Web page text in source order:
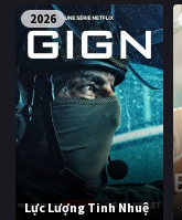
2026
Lực Lượng Tinh Nhuệ